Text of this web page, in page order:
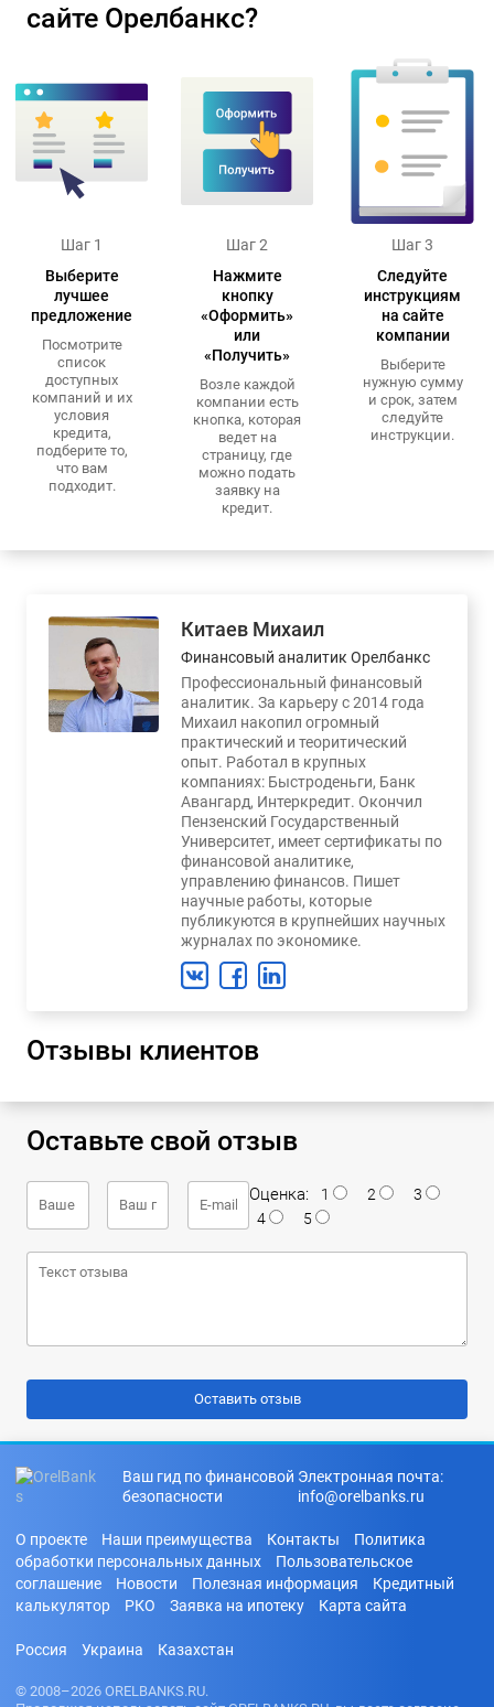
сайте Орелбанкс?
Шаг 1
Выберите
лучшее
предложение
Посмотрите
список
доступных
компаний и их
условия
кредита,
подберите то,
что вам
подходит.
Шаг 2
Нажмите
кнопку
«Оформить»
или
«Получить»
Возле каждой
компании есть
кнопка, которая
ведет на
страницу, где
можно подать
заявку на
кредит.
Шаг 3
Следуйте
инструкциям
на сайте
компании
Выберите
нужную сумму
и срок, затем
следуйте
инструкции.
Китаев Михаил
Финансовый аналитик Орелбанкс
Профессиональный финансовый
аналитик. За карьеру с 2014 года
Михаил накопил огромный
практический и теоритический
опыт. Работал в крупных
компаниях: Быстроденьги, Банк
Авангард, Интеркредит. Окончил
Пензенский Государственный
Университет, имеет сертификаты по
финансовой аналитике,
управлению финансов. Пишет
научные работы, которые
публикуются в крупнейших научных
журналах по экономике.
Отзывы клиентов
Оставьте свой отзыв
Оценка: 1 2
3
4
5
Ваш гид по финансовой
безопасности
Электронная почта:
info@orelbanks.ru
О проекте Наши преимущества Контакты
Политика
обработки персональных данных
Пользовательское
соглашение
Новости Полезная информация
Кредитный
калькулятор
РКО Заявка на ипотеку Карта сайта
Россия Украина Казахстан
© 2008–2026 ORELBANKS.RU.